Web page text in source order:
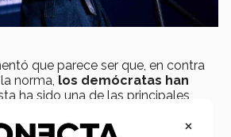
que parece ser que, en contra
norma, los demócratas han
ha sido una de las principales
ha llevado a
las proyecciones esperadas.
×